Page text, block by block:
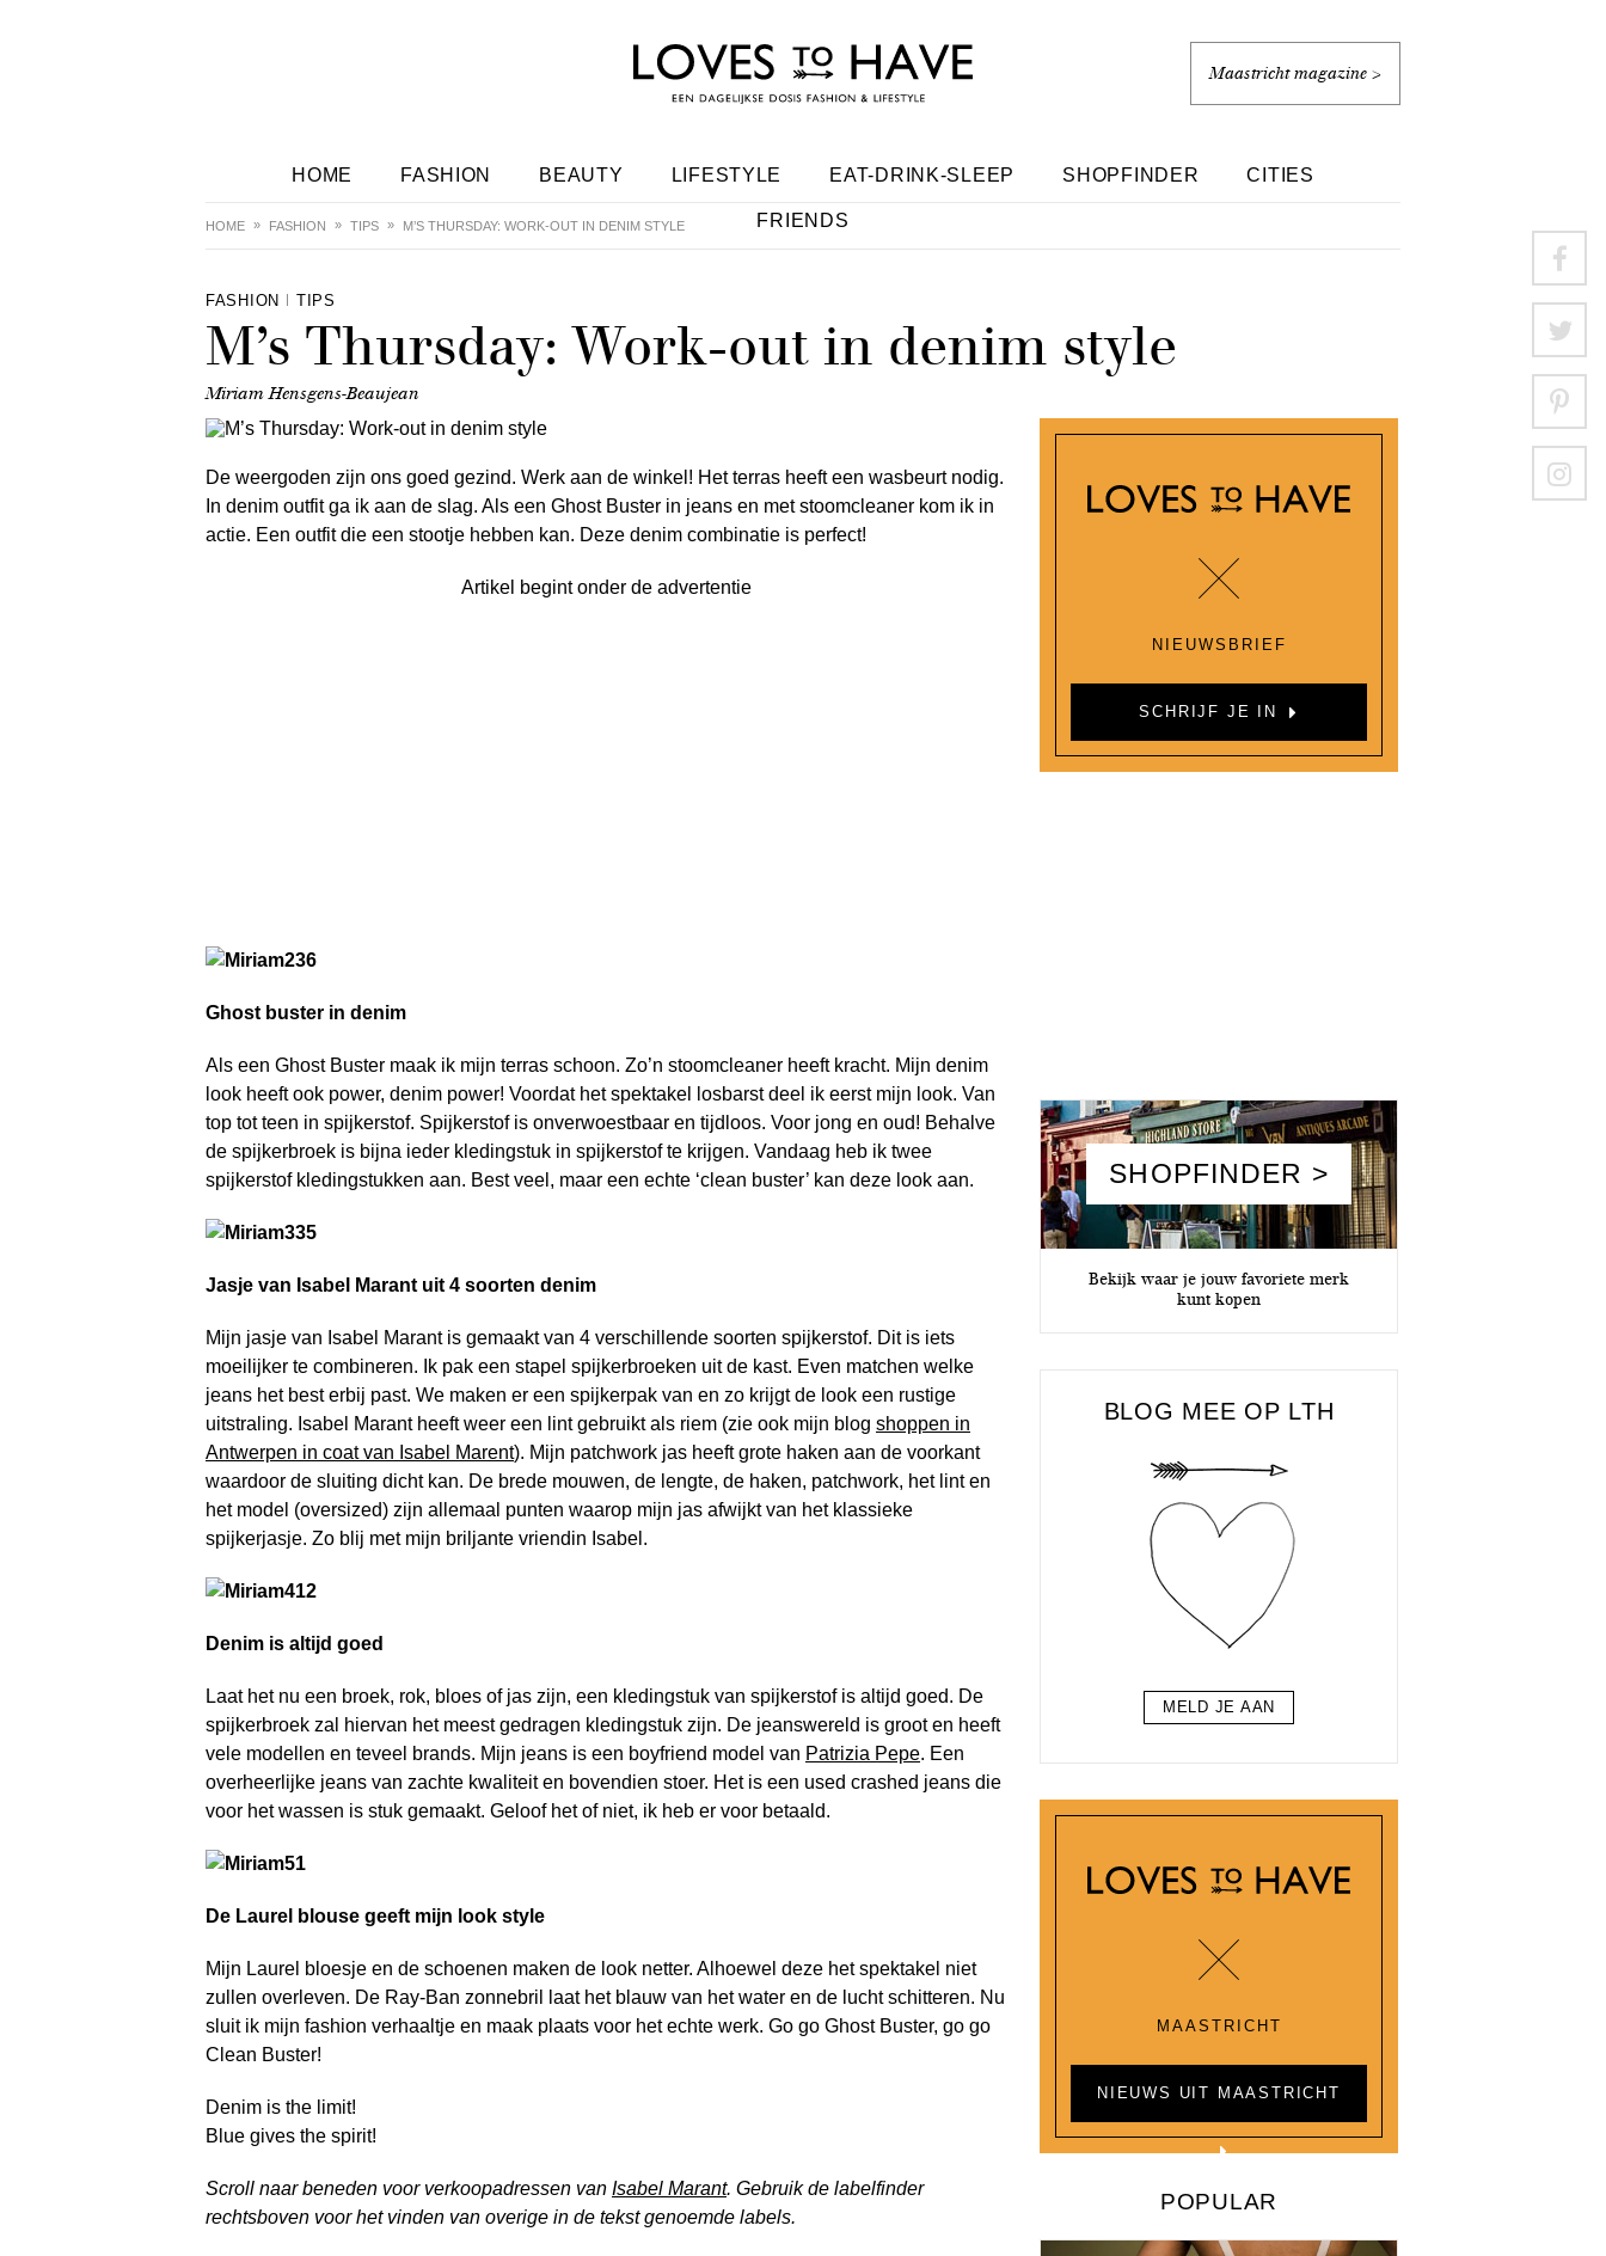
Maastricht magazine >
HOME FASHION BEAUTY LIFESTYLE EAT-DRINK-SLEEP SHOPFINDER CITIES
FRIENDS
HOME FASHION TIPS M’S THURSDAY: WORK-OUT IN DENIM STYLE
FASHION TIPS
M’s Thursday: Work-out in denim style
Miriam Hensgens-Beaujean
De weergoden zijn ons goed gezind. Werk aan de winkel! Het terras heeft een wasbeurt nodig.
In denim outfit ga ik aan de slag. Als een Ghost Buster in jeans en met stoomcleaner kom ik in
actie. Een outfit die een stootje hebben kan. Deze denim combinatie is perfect!
Artikel begint onder de advertentie
Ghost buster in denim
Als een Ghost Buster maak ik mijn terras schoon. Zo’n stoomcleaner heeft kracht. Mijn denim
look heeft ook power, denim power! Voordat het spektakel losbarst deel ik eerst mijn look. Van
top tot teen in spijkerstof. Spijkerstof is onverwoestbaar en tijdloos. Voor jong en oud! Behalve
de spijkerbroek is bijna ieder kledingstuk in spijkerstof te krijgen. Vandaag heb ik twee
spijkerstof kledingstukken aan. Best veel, maar een echte ‘clean buster’ kan deze look aan.
Jasje van Isabel Marant uit 4 soorten denim
Mijn jasje van Isabel Marant is gemaakt van 4 verschillende soorten spijkerstof. Dit is iets
moeilijker te combineren. Ik pak een stapel spijkerbroeken uit de kast. Even matchen welke
jeans het best erbij past. We maken er een spijkerpak van en zo krijgt de look een rustige
uitstraling. Isabel Marant heeft weer een lint gebruikt als riem (zie ook mijn blog shoppen in
Antwerpen in coat van Isabel Marent). Mijn patchwork jas heeft grote haken aan de voorkant
waardoor de sluiting dicht kan. De brede mouwen, de lengte, de haken, patchwork, het lint en
het model (oversized) zijn allemaal punten waarop mijn jas afwijkt van het klassieke
spijkerjasje. Zo blij met mijn briljante vriendin Isabel.
Denim is altijd goed
Laat het nu een broek, rok, bloes of jas zijn, een kledingstuk van spijkerstof is altijd goed. De
spijkerbroek zal hiervan het meest gedragen kledingstuk zijn. De jeanswereld is groot en heeft
vele modellen en teveel brands. Mijn jeans is een boyfriend model van Patrizia Pepe. Een
overheerlijke jeans van zachte kwaliteit en bovendien stoer. Het is een used crashed jeans die
voor het wassen is stuk gemaakt. Geloof het of niet, ik heb er voor betaald.
De Laurel blouse geeft mijn look style
Mijn Laurel bloesje en de schoenen maken de look netter. Alhoewel deze het spektakel niet
zullen overleven. De Ray-Ban zonnebril laat het blauw van het water en de lucht schitteren. Nu
sluit ik mijn fashion verhaaltje en maak plaats voor het echte werk. Go go Ghost Buster, go go
Clean Buster!
Denim is the limit!
Blue gives the spirit!
Scroll naar beneden voor verkoopadressen van Isabel Marant. Gebruik de labelfinder
rechtsboven voor het vinden van overige in de tekst genoemde labels.
NIEUWSBRIEF
SCHRIJF JE IN
SHOPFINDER >
Bekijk waar je jouw favoriete merk
kunt kopen
BLOG MEE OP LTH
MELD JE AAN
MAASTRICHT
NIEUWS UIT MAASTRICHT
POPULAR